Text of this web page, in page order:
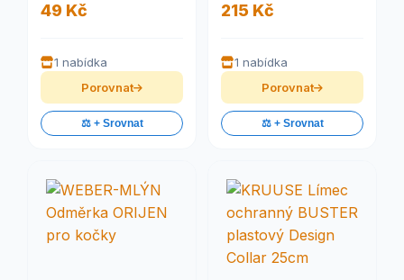
49 Kč
1 nabídka
Porovnat
⚖️ + Srovnat
215 Kč
1 nabídka
Porovnat
⚖️ + Srovnat